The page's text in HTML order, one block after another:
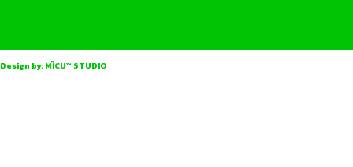
Design by: MÏCU™ STUDIO